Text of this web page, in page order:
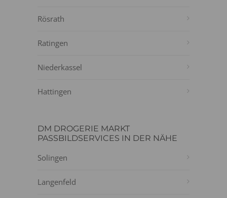
Rösrath
Ratingen
Niederkassel
Hattingen
DM DROGERIE MARKT
PASSBILDSERVICES IN DER NÄHE
Solingen
Langenfeld